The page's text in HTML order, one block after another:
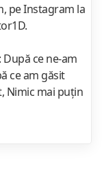
pe Instagram la
ce ne-am
ce am găsit
Nimic mai puțin